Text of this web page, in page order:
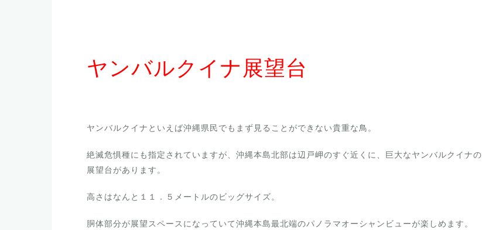
ヤンバルクイナ展望台
ヤンバルクイナといえば沖縄県民でもまず見ることができない貴重な鳥。
絶滅危惧種にも指定されていますが、沖縄本島北部は辺戸岬のすぐ近くに、巨大なヤンバルクイナの
展望台があります。
高さはなんと１１．５メートルのビッグサイズ。
胴体部分が展望スペースになっていて沖縄本島最北端のパノラマオーシャンビューが楽しめます。